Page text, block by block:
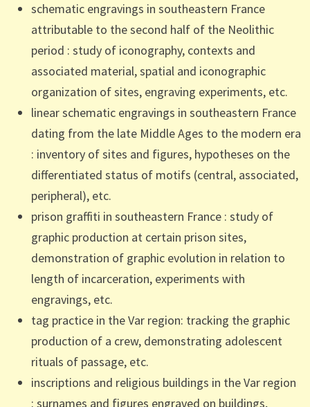
schematic engravings in southeastern France
attributable to the second half of the Neolithic
period : study of iconography, contexts and
associated material, spatial and iconographic
organization of sites, engraving experiments, etc.
linear schematic engravings in southeastern France
dating from the late Middle Ages to the modern era
: inventory of sites and figures, hypotheses on the
differentiated status of motifs (central, associated,
peripheral), etc.
prison graffiti in southeastern France : study of
graphic production at certain prison sites,
demonstration of graphic evolution in relation to
length of incarceration, experiments with
engravings, etc.
tag practice in the Var region: tracking the graphic
production of a crew, demonstrating adolescent
rituals of passage, etc.
inscriptions and religious buildings in the Var region
: surnames and figures engraved on buildings,